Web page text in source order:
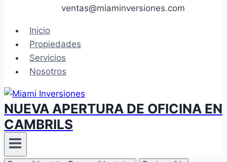
ventas@miaminversiones.com
Inicio
Propiedades
Servicios
Nosotros
NUEVA APERTURA DE OFICINA EN
CAMBRILS